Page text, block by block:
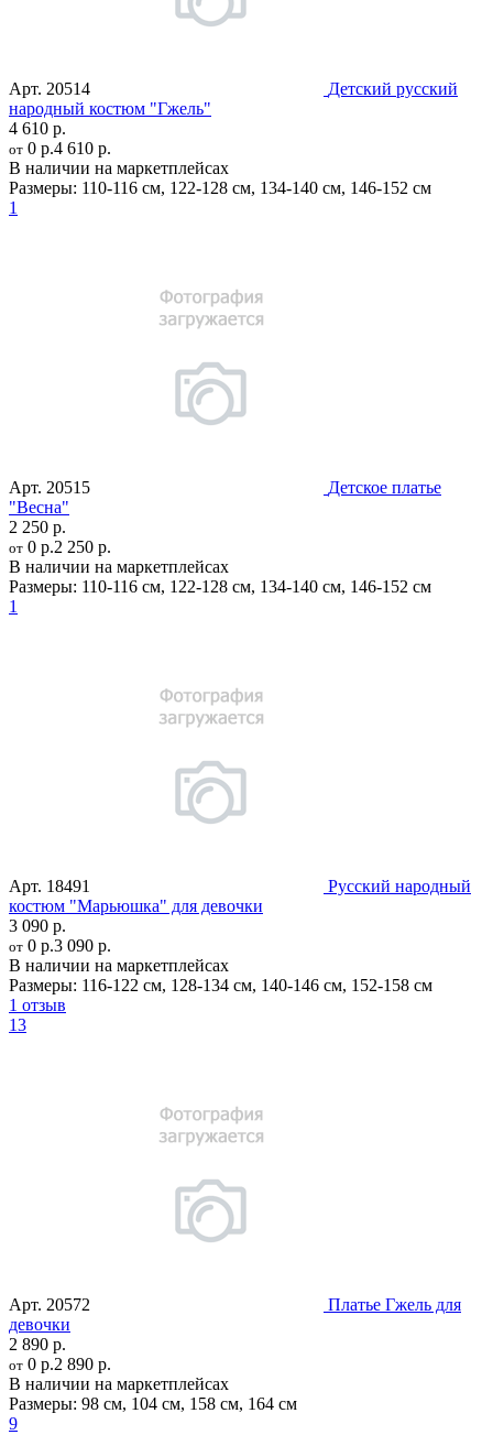
Арт. 20514
Детский русский
народный костюм "Гжель"
4 610 р.
от 0 р.4 610 р.
В наличии на маркетплейсах
Размеры: 110-116 см, 122-128 см, 134-140 см, 146-152 см
1
Арт. 20515
Детское платье
"Весна"
2 250 р.
от 0 р.2 250 р.
В наличии на маркетплейсах
Размеры: 110-116 см, 122-128 см, 134-140 см, 146-152 см
1
Арт. 18491
Русский народный
костюм "Марьюшка" для девочки
3 090 р.
от 0 р.3 090 р.
В наличии на маркетплейсах
Размеры: 116-122 см, 128-134 см, 140-146 см, 152-158 см
1 отзыв
13
Арт. 20572
Платье Гжель для
девочки
2 890 р.
от 0 р.2 890 р.
В наличии на маркетплейсах
Размеры: 98 см, 104 см, 158 см, 164 см
9